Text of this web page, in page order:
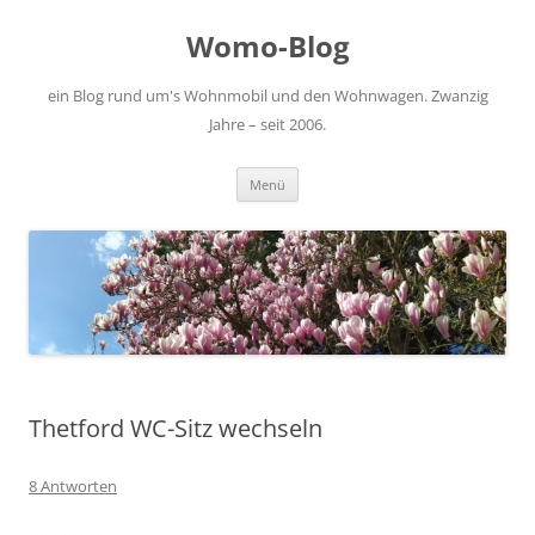
Womo-Blog
ein Blog rund um's Wohnmobil und den Wohnwagen. Zwanzig
Jahre – seit 2006.
Menü
Thetford WC-Sitz wechseln
8 Antworten